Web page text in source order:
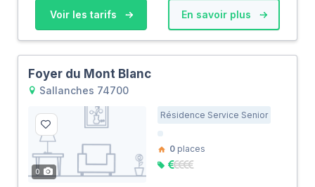
Voir les tarifs En savoir plus
Foyer du Mont Blanc
Sallanches 74700
0
Résidence Service Senior
0 places